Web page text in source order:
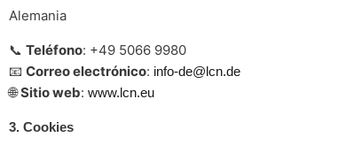
Alemania
📞 Teléfono: +49 5066 9980
📧 Correo electrónico: info-de@lcn.de
🌐Sitio web: www.lcn.eu
3. Cookies